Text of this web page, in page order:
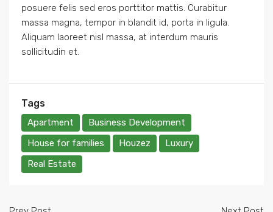
posuere felis sed eros porttitor mattis. Curabitur
massa magna, tempor in blandit id, porta in ligula.
Aliquam laoreet nisl massa, at interdum mauris
sollicitudin et.
Tags
Apartment
Business Development
House for families
Houzez
Luxury
Real Estate